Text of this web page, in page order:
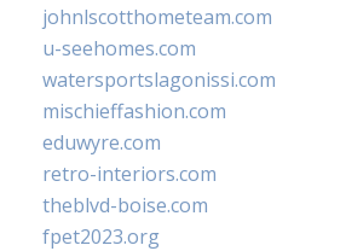
johnlscotthometeam.com
u-seehomes.com
watersportslagonissi.com
mischieffashion.com
eduwyre.com
retro-interiors.com
theblvd-boise.com
fpet2023.org